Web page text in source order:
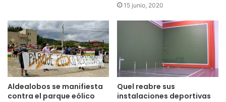
15 junio, 2020
Aldealobos se manifiesta
contra el parque eólico
Quel reabre sus
instalaciones deportivas